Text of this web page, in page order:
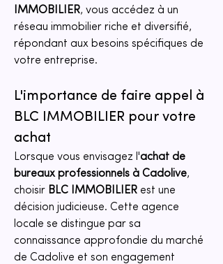
IMMOBILIER, vous accédez à un
réseau immobilier riche et diversifié,
répondant aux besoins spécifiques de
votre entreprise.
L'importance de faire appel à
BLC IMMOBILIER pour votre
achat
Lorsque vous envisagez l'achat de
bureaux professionnels à Cadolive,
choisir BLC IMMOBILIER est une
décision judicieuse. Cette agence
locale se distingue par sa
connaissance approfondie du marché
de Cadolive et son engagement